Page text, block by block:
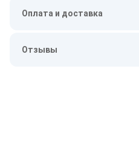
Оплата и доставка
Отзывы